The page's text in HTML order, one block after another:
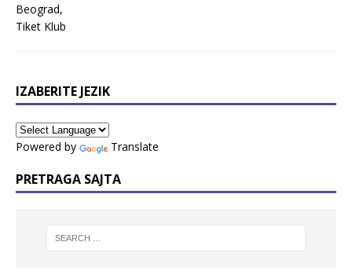
IZABERITE JEZIK
Powered by Translate
PRETRAGA SAJTA